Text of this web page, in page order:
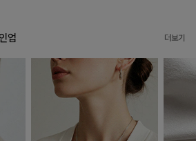
업 더보기